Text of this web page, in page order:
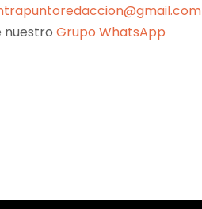
nuestroGrupo WhatsApp